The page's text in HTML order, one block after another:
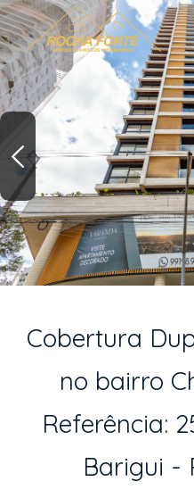
Cobertura
no bairro
Referência:
Barigui -